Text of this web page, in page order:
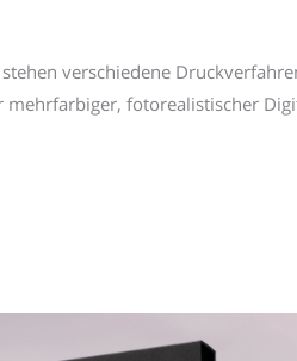
verschiedene
fotorealistischer